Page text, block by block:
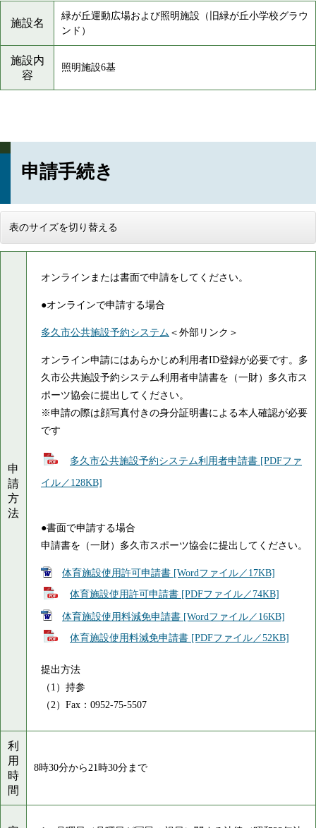
施設名
緑が丘運動広場および照明施設（旧緑が丘小学校グラウ
ンド）
施設内
容
照明施設6基
申請手続き
表のサイズを切り替える
申
請
方
法
オンラインまたは書面で申請をしてください。
●オンラインで申請する場合
多久市公共施設予約システム ＜外部リンク＞
オンライン申請にはあらかじめ利用者ID登録が必要です。多
久市公共施設予約システム利用者申請書を（一財）多久市ス
ポーツ協会に提出してください。
※申請の際は顔写真付きの身分証明書による本人確認が必要
です
多久市公共施設予約システム利用者申請書 [PDFファ
イル／128KB]
●書面で申請する場合
申請書を（一財）多久市スポーツ協会に提出してください。
体育施設使用許可申請書 [Wordファイル／17KB]
体育施設使用許可申請書 [PDFファイル／74KB]
体育施設使用料減免申請書 [Wordファイル／16KB]
体育施設使用料減免申請書 [PDFファイル／52KB]
提出方法
（1）持参
（2）Fax：0952-75-5507
利
用
時
間
8時30分から21時30分まで